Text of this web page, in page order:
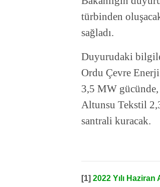
türbinden
sağladı.
Duyurudaki
Ordu Çevre
3,5 MW
Altunsu Tekstil
santrali kuracak.
[1] 2022 Yılı